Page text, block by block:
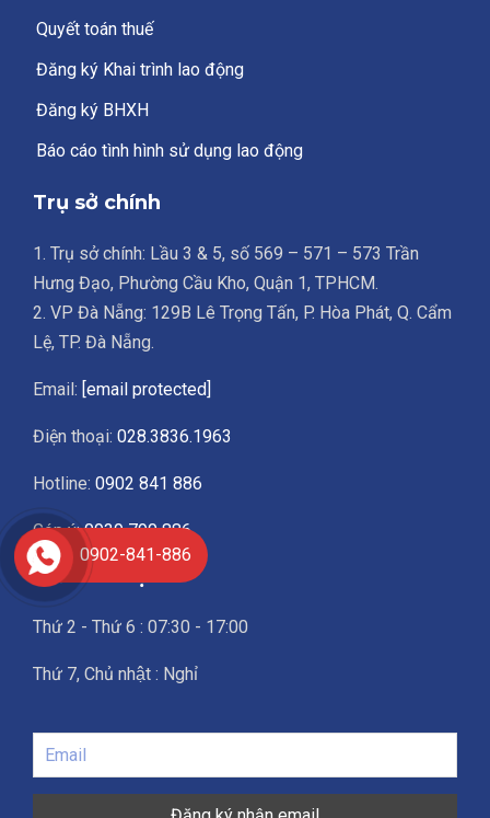
Quyết toán thuế
Đăng ký Khai trình lao động
Đăng ký BHXH
Báo cáo tình hình sử dụng lao động
Trụ sở chính
1. Trụ sở chính: Lầu 3 & 5, số 569 – 571 – 573 Trần
Hưng Đạo, Phường Cầu Kho, Quận 1, TPHCM.
2. VP Đà Nẵng: 129B Lê Trọng Tấn, P. Hòa Phát, Q. Cẩm
Lệ, TP. Đà Nẵng.
Email: [email protected]
Điện thoại: 028.3836.1963
Hotline: 0902 841 886
Góp ý:0939 790 886
Giờ làm việc
Thứ 2 - Thứ 6 : 07:30 - 17:00
Thứ 7, Chủ nhật : Nghỉ
0902-841-886